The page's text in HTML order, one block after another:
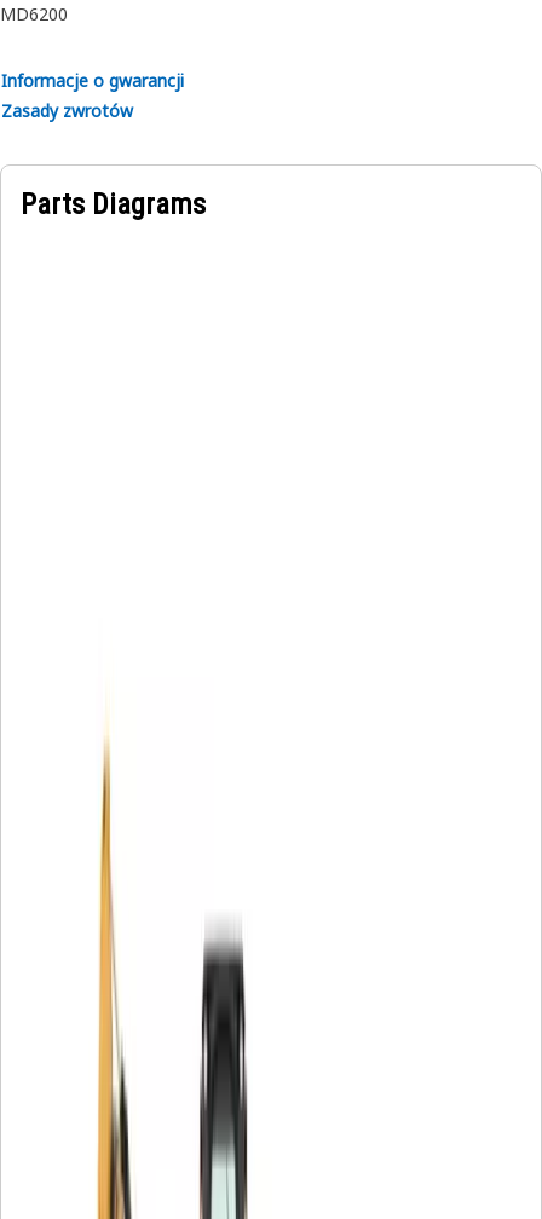
MD6200
Informacje o gwarancji
Zasady zwrotów
Parts Diagrams